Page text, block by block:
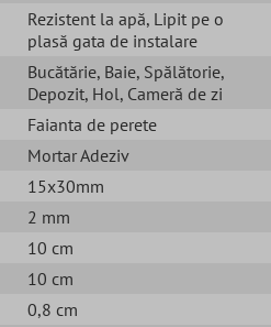
Rezistent la apă, Lipit pe o
plasă gata de instalare
Bucătărie, Baie, Spălătorie,
Depozit, Hol, Cameră de zi
Faianta de perete
Mortar Adeziv
15x30mm
2 mm
10 cm
10 cm
0,8 cm